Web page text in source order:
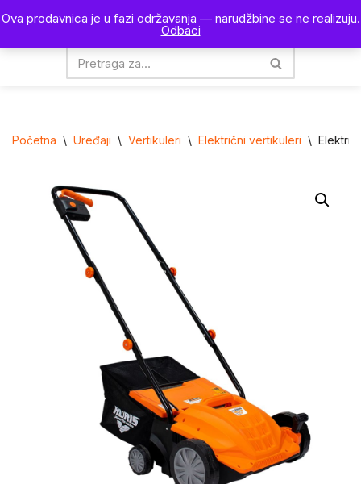
Ova prodavnica je u fazi održavanja — narudžbine se ne realizuju.
Odbaci
na
0
Početna \ Uređaji \ Vertikuleri \ Električni vertikuleri \